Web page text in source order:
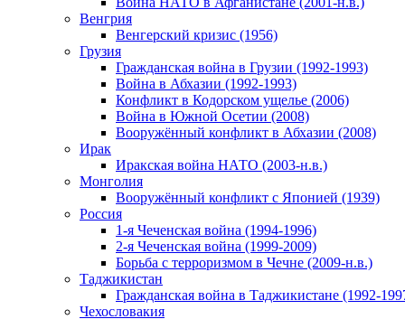
Венгрия
Венгерский кризис (1956)
Грузия
Гражданская война в Грузии (1992-1993)
Война в Абхазии (1992-1993)
Конфликт в Кодорском ущелье (2006)
Война в Южной Осетии (2008)
Вооружённый конфликт в Абхазии (2008)
Ирак
Иракская война НАТО (2003-н.в.)
Монголия
Вооружённый конфликт с Японией (1939)
Россия
1-я Чеченская война (1994-1996)
2-я Чеченская война (1999-2009)
Борьба с терроризмом в Чечне (2009-н.в.)
Таджикистан
Гражданская война в Таджикистане (1992-
Чехословакия